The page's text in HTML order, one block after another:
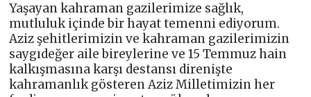
Yaşayan kahraman gazilerimize sağlık,
mutluluk içinde bir hayat temenni ediyorum.
Aziz şehitlerimizin ve kahraman gazilerimizin
saygıdeğer aile bireylerine ve 15 Temmuz hain
kalkışmasına karşı destansı direnişte
kahramanlık gösteren Aziz Milletimizin her